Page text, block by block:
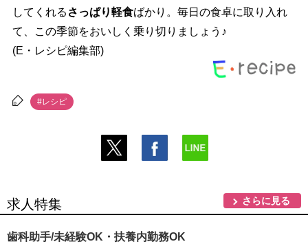
してくれる さっぱり軽食ばかり。毎日の食卓に取り入れ
て、この季節をおいしく乗り切りましょう♪
(E・レシピ編集部)
#レシピ
求人特集 さらに見る
歯科助手/未経験OK・扶養内勤務OK